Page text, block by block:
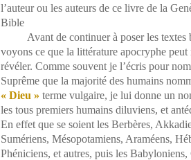
l’auteur ou les auteurs de ce livre de la
Bible
Avant de continuer à poser les textes
voyons ce que la littérature apocryphe peut
révéler. Comme souvent je l’écris pour
Suprême que la majorité des humains
« Dieu » terme vulgaire, je lui donne un
les tous premiers humains diluviens, et
En effet que se soient les Berbères,
Sumériens, Mésopotamiens, Araméens,
Phéniciens, et autres, puis les Babyloniens,